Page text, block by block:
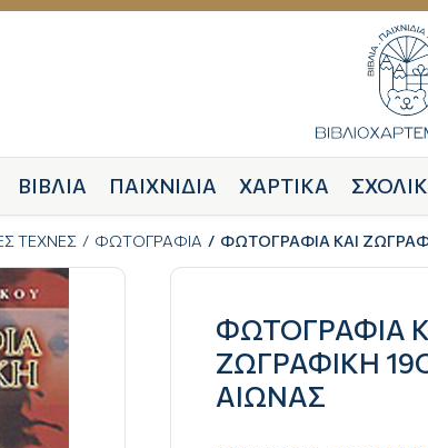
ΒΙΒΛΙΑ ΠΑΙΧΝΙΔΙΑ ΧΑΡΤΙΚΑ
ΤΕΧΝΕΣ ΦΩΤΟΓΡΑΦΙΑ ΦΩΤΟΓΡΑΦΙΑ ΚΑΙ
ΦΩΤΟΓΡΑΦΙΑ
ΖΩΓΡΑΦΙΚΗ
ΑΙΩΝΑΣ